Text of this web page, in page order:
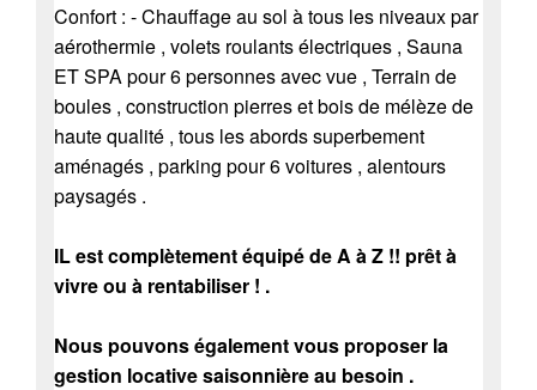
Confort : - Chauffage au sol à tous les niveaux par
aérothermie , volets roulants électriques , Sauna
ET SPA pour 6 personnes avec vue , Terrain de
boules , construction pierres et bois de mélèze de
haute qualité , tous les abords superbement
aménagés , parking pour 6 voitures , alentours
paysagés .
IL est complètement équipé de A à Z !! prêt à
vivre ou à rentabiliser ! .
Nous pouvons également vous proposer la
gestion locative saisonnière au besoin .